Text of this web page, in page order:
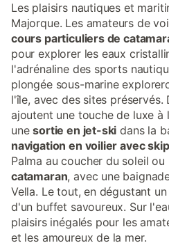
Les plaisirs nautiques et
Majorque. Les amateurs de
cours particuliers de
pour explorer les eaux
l'adrénaline des sports
plongée sous-marine
l'île, avec des sites préservés.
ajoutent une touche de luxe à
unesortie en jet-ski dans la
navigation en voilier avec
Palma au coucher du soleil
catamaran, avec une
Vella. Le tout, en dégustant
d'un buffet savoureux. Sur
plaisirs inégalés pour les
et les amoureux de la mer.